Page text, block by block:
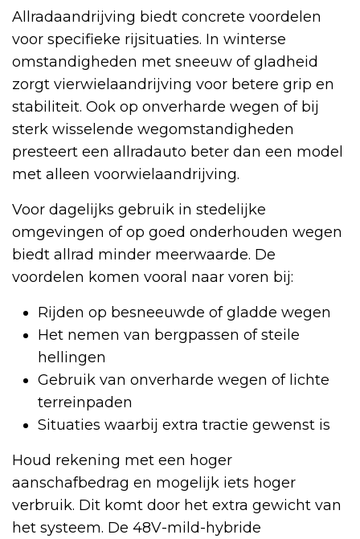
Allradaandrijving biedt concrete voordelen
voor specifieke rijsituaties. In winterse
omstandigheden met sneeuw of gladheid
zorgt vierwielaandrijving voor betere grip en
stabiliteit. Ook op onverharde wegen of bij
sterk wisselende wegomstandigheden
presteert een allradauto beter dan een model
met alleen voorwielaandrijving.
Voor dagelijks gebruik in stedelijke
omgevingen of op goed onderhouden wegen
biedt allrad minder meerwaarde. De
voordelen komen vooral naar voren bij:
Rijden op besneeuwde of gladde wegen
Het nemen van bergpassen of steile
hellingen
Gebruik van onverharde wegen of lichte
terreinpaden
Situaties waarbij extra tractie gewenst is
Houd rekening met een hoger
aanschafbedrag en mogelijk iets hoger
verbruik. Dit komt door het extra gewicht van
het systeem. De 48V-mild-hybride